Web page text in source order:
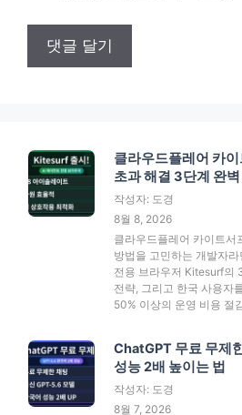
클라우드플레어 카
초과 해결 3단계 완
작성자: 도경
8월 8, 2026
클라우드플레어 카이트서
방법을 고민하는 개발자
전용 브라우저 Kitesurf의
전략, 그리고 한국 사용자
50% 이상의 운영 비용 절
ChatGPT 무료 무제
성능 2배 높이는 법
작성자: 도경
8월 7, 2026